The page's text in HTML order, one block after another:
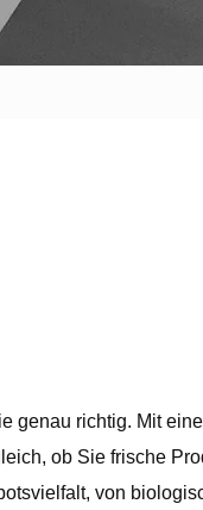
genau richtig. Mit
ob Sie frische
von